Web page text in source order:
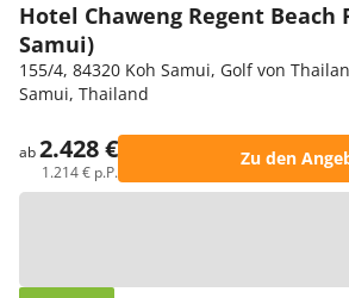
Hotel Chaweng Regent Beach
Samui)
155/4, 84320 Koh Samui, Golf von
Samui, Thailand
ab2.428 €
1.214 € p.P.
Zu den